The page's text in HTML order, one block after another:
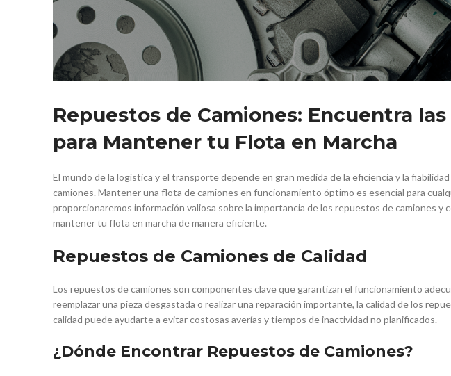
Repuestos de Camiones: Encuentra
para Mantener tu Flota en Marcha
El mundo de la logística y el transporte depende en gran medida de la eficiencia y la
camiones. Mantener una flota de camiones en funcionamiento óptimo es esencial para
proporcionaremos información valiosa sobre la importancia de los repuestos de camiones y
mantener tu flota en marcha de manera eficiente.
Repuestos de Camiones de Calidad
Los repuestos de camiones son componentes clave que garantizan el funcionamiento
reemplazar una pieza desgastada o realizar una reparación importante, la calidad de los
calidad puede ayudarte a evitar costosas averías y tiempos de inactividad no planificados.
¿Dónde Encontrar Repuestos de Camiones?